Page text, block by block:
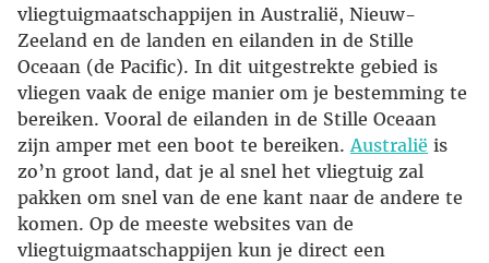
vliegtuigmaatschappijen in Australië, Nieuw-
Zeeland en de landen en eilanden in de Stille
Oceaan (de Pacific). In dit uitgestrekte gebied is
vliegen vaak de enige manier om je bestemming te
bereiken. Vooral de eilanden in de Stille Oceaan
zijn amper met een boot te bereiken. Australië is
zo’n groot land, dat je al snel het vliegtuig zal
pakken om snel van de ene kant naar de andere te
komen. Op de meeste websites van de
vliegtuigmaatschappijen kun je direct een